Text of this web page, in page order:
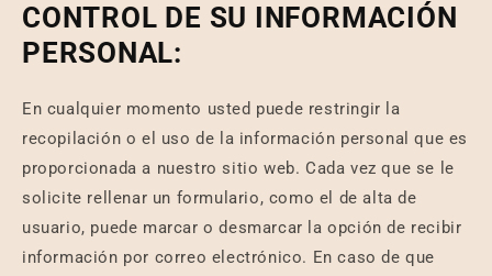
CONTROL DE SU INFORMACIÓN
PERSONAL:
En cualquier momento usted puede restringir la
recopilación o el uso de la información personal que es
proporcionada a nuestro sitio web. Cada vez que se le
solicite rellenar un formulario, como el de alta de
usuario, puede marcar o desmarcar la opción de recibir
información por correo electrónico. En caso de que